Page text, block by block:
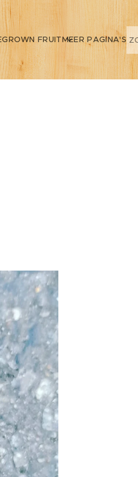
FRUITMEER PAGINA'S